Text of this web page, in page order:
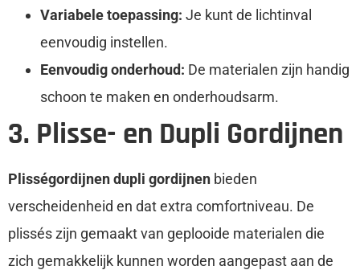
Variabele toepassing: Je kunt de lichtinval
eenvoudig instellen.
Eenvoudig onderhoud: De materialen zijn handig
schoon te maken en onderhoudsarm.
3. Plisse- en Dupli Gordijnen
Plisségordijnen dupli gordijnen bieden
verscheidenheid en dat extra comfortniveau. De
plissés zijn gemaakt van geplooide materialen die
zich gemakkelijk kunnen worden aangepast aan de